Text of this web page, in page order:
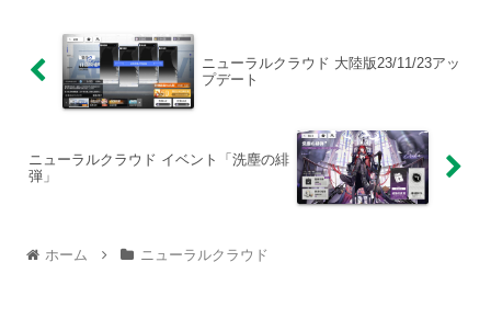
ニューラルクラウド 大陸版23/11/23アッ
プデート
ニューラルクラウド イベント「洗塵の緋
弾」
ホーム ニューラルクラウド